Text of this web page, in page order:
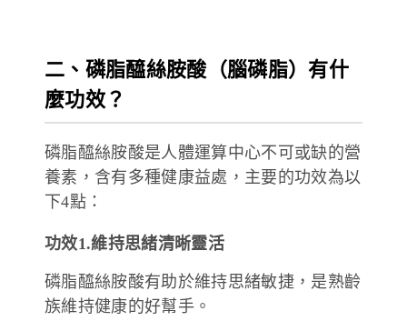
二、磷脂醯絲胺酸（腦磷脂）有什
麼功效？
磷脂醯絲胺酸是人體運算中心不可或缺的營
養素，含有多種健康益處，主要的功效為以
下4點：
功效1.維持思緒清晰靈活
磷脂醯絲胺酸有助於維持思緒敏捷，是熟齡
族維持健康的好幫手。